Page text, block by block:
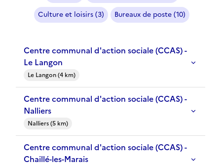
Culture et loisirs (3)
Bureaux de poste (10)
Centre communal d'action sociale (CCAS) -
Le Langon
Le Langon (4 km)
Centre communal d'action sociale (CCAS) -
Nalliers
Nalliers (5 km)
Centre communal d'action sociale (CCAS) -
Chaillé-les-Marais